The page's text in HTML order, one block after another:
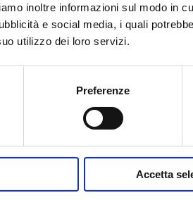
inoltre informazioni sul modo in
e social media, i quali
utilizzo dei loro servizi.
Preferenze
Accetta
aiuto, prevede
attività lavorativa.
il prestito, fatto da Balò,
settimanalmente in
circa 60 a 150 euro) a
Questo crea
una attività di barbiere e